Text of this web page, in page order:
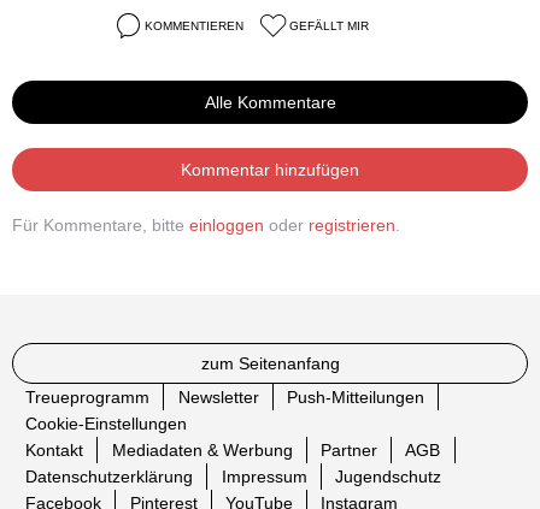
KOMMENTIEREN GEFÄLLT MIR
Alle Kommentare
Kommentar hinzufügen
Für Kommentare, bitte einloggen oder registrieren
zum Seitenanfang
Treueprogramm
Newsletter
Push-Mitteilungen
Cookie-Einstellungen
Kontakt
Mediadaten & Werbung Partner
AGB
Datenschutzerklärung
Impressum
Jugendschutz
Facebook
Pinterest YouTube Instagram